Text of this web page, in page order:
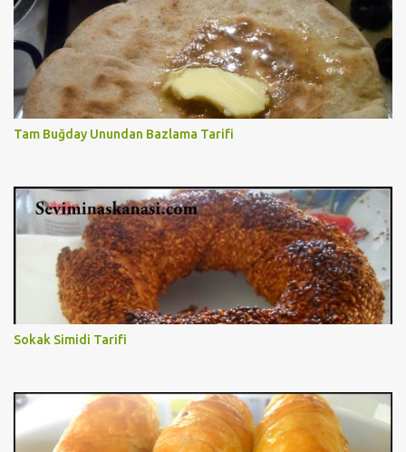
Tam Buğday Unundan Bazlama Tarifi
Sokak Simidi Tarifi